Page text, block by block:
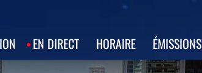
EN DIRECT HORAIRE ÉMISSIONS